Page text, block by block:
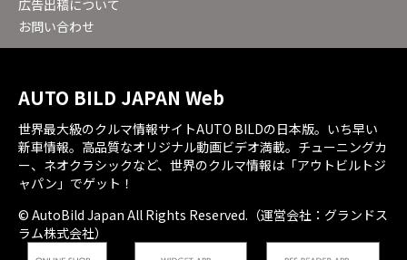
広告出稿について
お問い合わせ
AUTO BILD JAPAN Web
世界最大級のクルマ情報サイトAUTO BILDの日本版。いち早い
新車情報。高品質なオリジナル動画ビデオ満載。チューニングカ
ー、ネオクラシックなど、世界のクルマ情報は「アウトビルトジ
ャパン」でゲット！
© AutoBild Japan All Rights Reserved.（運営会社：グランドス
ラム株式会社）